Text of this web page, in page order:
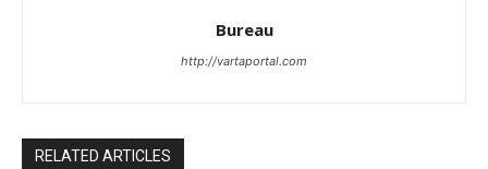
Bureau
http://vartaportal.com
RELATED ARTICLES